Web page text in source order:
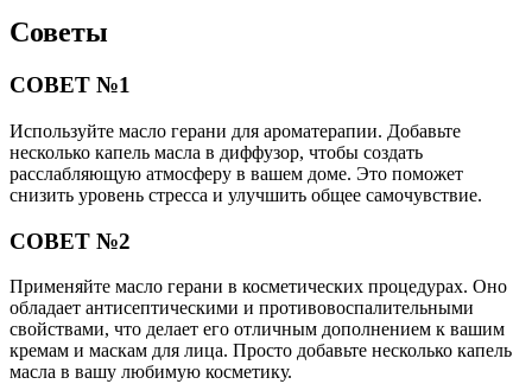
Советы
СОВЕТ №1
Используйте масло герани для ароматерапии. Добавьте
несколько капель масла в диффузор, чтобы создать
расслабляющую атмосферу в вашем доме. Это поможет
снизить уровень стресса и улучшить общее самочувствие.
СОВЕТ №2
Применяйте масло герани в косметических процедурах. Оно
обладает антисептическими и противовоспалительными
свойствами, что делает его отличным дополнением к вашим
кремам и маскам для лица. Просто добавьте несколько капель
масла в вашу любимую косметику.